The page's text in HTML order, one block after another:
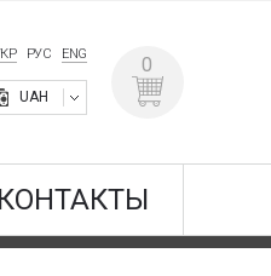
РУС ENG
UAH
0
КОНТАКТЫ